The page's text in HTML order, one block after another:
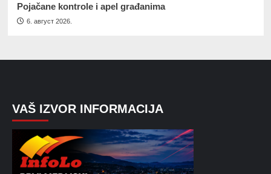
Pojačane kontrole i apel građanima
6. август 2026.
VAŠ IZVOR INFORMACIJA